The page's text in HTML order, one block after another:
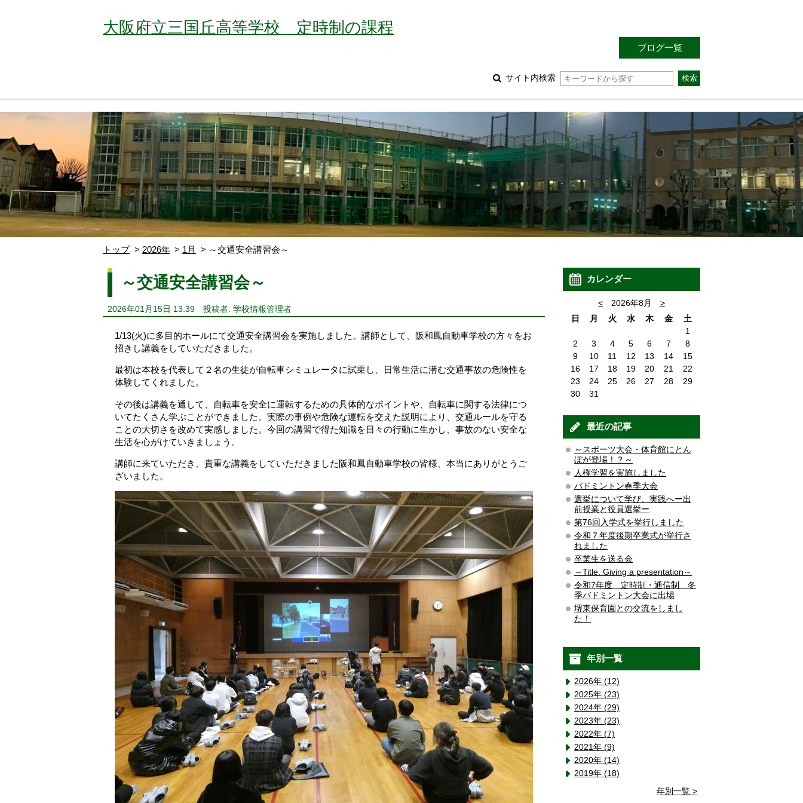
大阪府立三国丘高等学校 定時制の課程
ブログ一覧
サイト内検索
トップ 2026年 1月 ～交通安全講習会～
～交通安全講習会～
2026年01月15日 13:39 投稿者: 学校情報管理者
1/13(火)に多目的ホールにて交通安全講習会を実施しました。講師として、阪和鳳自動車学校の方々をお
招きし講義をしていただきました。
最初は本校を代表して２名の生徒が自転車シミュレータに試乗し、日常生活に潜む交通事故の危険性を
体験してくれました。
その後は講義を通して、自転車を安全に運転するための具体的なポイントや、自転車に関する法律につ
いてたくさん学ぶことができました。実際の事例や危険な運転を交えた説明により、交通ルールを守る
ことの大切さを改めて実感しました。今回の講習で得た知識を日々の行動に生かし、事故のない安全な
生活を心がけていきましょう。
講師に来ていただき、貴重な講義をしていただきました阪和鳳自動車学校の皆様、本当にありがとうご
ざいました。
カレンダー
< 2026年8月
>
日
月 火 水 木 金
土
1
2
3 4 5 6 7
8
9
10 11 12 13 14
15
16
17 18 19 20 21
22
23
24 25 26 27 28
29
30
31
最近の記事
～スポーツ大会・体育館にとん
ぼが登場！？～
人権学習を実施しました
バドミントン春季大会
選挙について学び、実践へー出
前授業と役員選挙ー
第76回入学式を挙行しました
令和７年度後期卒業式が挙行さ
れました
卒業生を送る会
～Title. Giving a presentation～
令和7年度 定時制・通信制 冬
季バドミントン大会に出場
堺東保育園との交流をしまし
た！
年別一覧
2026年 (12)
2025年 (23)
2024年 (29)
2023年 (23)
2022年 (7)
2021年 (9)
2020年 (14)
2019年 (18)
年別一覧 >